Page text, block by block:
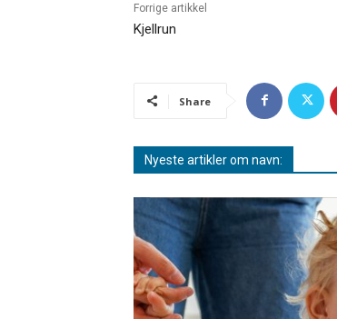
Forrige artikkel
Kjellrun
Share
Nyeste artikler om navn: